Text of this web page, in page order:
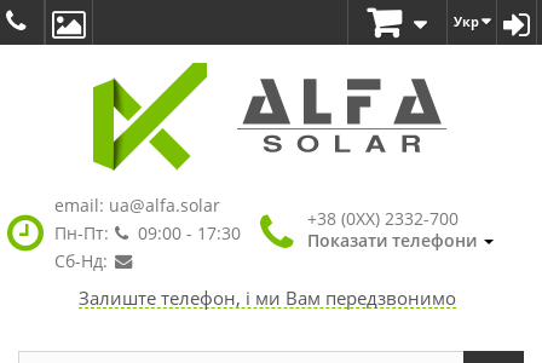
Укр
email: ua@alfa.solar
Пн-Пт:
09:00 - 17:30
Сб-Нд:
+38 (0XX) 2332-700
Показати телефони
Залиште телефон, і ми Вам передзвонимо